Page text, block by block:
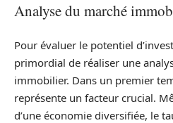
Analyse du marché
Pour évaluer le potentiel
primordial de réaliser une
immobilier. Dans un premier
représente un facteur crucial.
d’une économie diversifiée, le